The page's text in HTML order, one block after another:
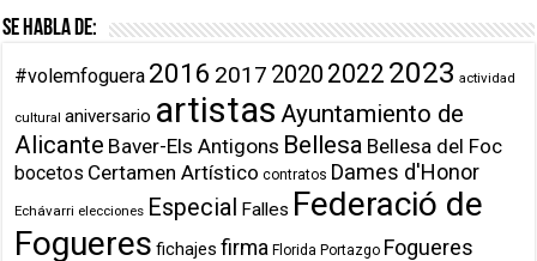
Se habla de:
#volemfoguera 2016 2017 2020 2022 2023 actividad
cultural aniversario artistas Ayuntamiento de
Alicante Baver-Els Antigons Bellesa Bellesa del Foc
bocetos Certamen Artístico contratos Dames d'Honor
Echávarri elecciones Especial Falles Federació de
Fogueres fichajes firma Florida Portazgo Fogueres